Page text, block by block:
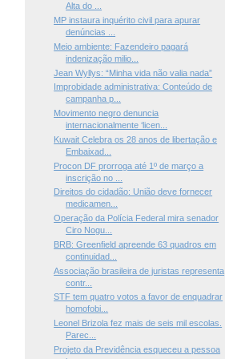
Alta do ...
MP instaura inquérito civil para apurar
denúncias ...
Meio ambiente: Fazendeiro pagará
indenização milio...
Jean Wyllys: “Minha vida não valia nada”
Improbidade administrativa: Conteúdo de
campanha p...
Movimento negro denuncia
internacionalmente ‘licen...
Kuwait Celebra os 28 anos de libertação e
Embaixad...
Procon DF prorroga até 1º de março a
inscrição no ...
Direitos do cidadão: União deve fornecer
medicamen...
Operação da Polícia Federal mira senador
Ciro Nogu...
BRB: Greenfield apreende 63 quadros em
continuidad...
Associação brasileira de juristas representa
contr...
STF tem quatro votos a favor de enquadrar
homofobi...
Leonel Brizola fez mais de seis mil escolas.
Parec...
Projeto da Previdência esqueceu a pessoa